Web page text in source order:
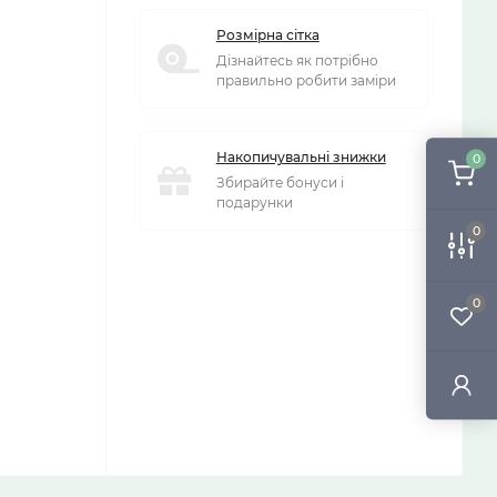
0
0
0
Розмірна сітка
Дізнайтесь як потрібно
правильно робити заміри
Накопичувальні знижки
Збирайте бонуси і
подарунки